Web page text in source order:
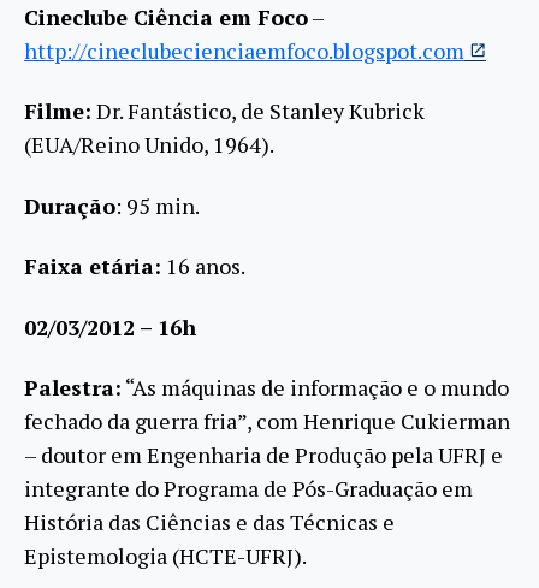
Cineclube Ciência em Foco–
http://cineclubecienciaemfoco.blogspot.com
Filme: Dr. Fantástico, de Stanley Kubrick
(EUA/Reino Unido, 1964).
Duração: 95 min.
Faixa etária: 16 anos.
02/03/2012 – 16h
Palestra: “As máquinas de informação e o mundo
fechado da guerra fria”, com Henrique Cukierman
– doutor em Engenharia de Produção pela UFRJ e
integrante do Programa de Pós-Graduação em
História das Ciências e das Técnicas e
Epistemologia (HCTE-UFRJ).